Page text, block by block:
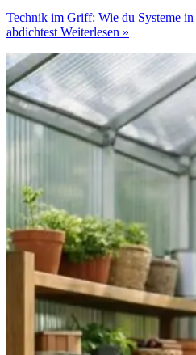
Technik im Griff: Wie du Systeme
abdichtest Weiterlesen »